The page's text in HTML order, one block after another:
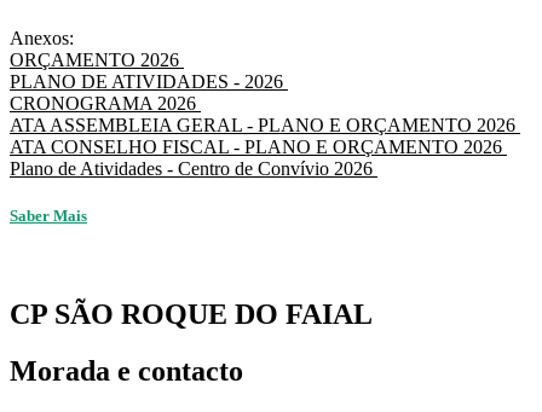
Anexos:
ORÇAMENTO 2026
PLANO DE ATIVIDADES - 2026
CRONOGRAMA 2026
ATA ASSEMBLEIA GERAL - PLANO E ORÇAMENTO 2026
ATA CONSELHO FISCAL - PLANO E ORÇAMENTO 2026
Plano de Atividades - Centro de Convívio 2026
Saber Mais
CP SÃO ROQUE DO FAIAL
Morada e contacto